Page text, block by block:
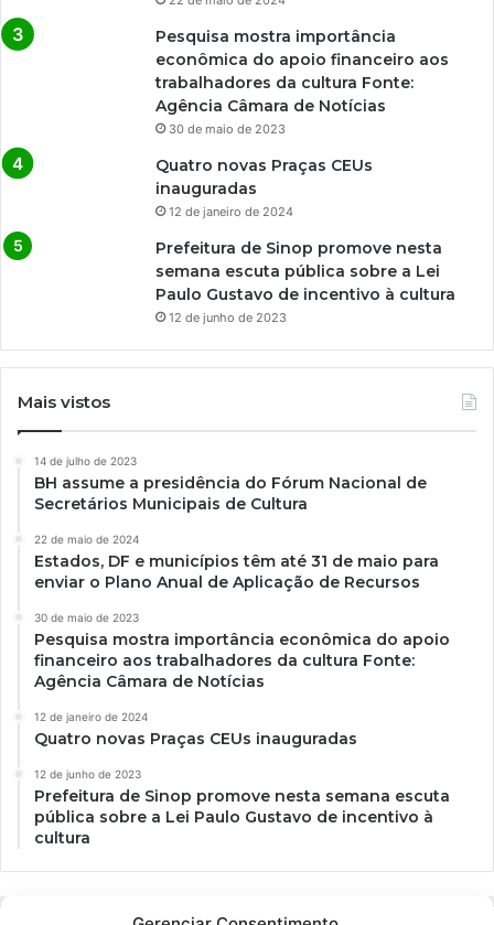
Pesquisa mostra importância
econômica do apoio financeiro aos
trabalhadores da cultura Fonte:
Agência Câmara de Notícias
30 de maio de 2023
Quatro novas Praças CEUs
inauguradas
12 de janeiro de 2024
Prefeitura de Sinop promove nesta
semana escuta pública sobre a Lei
Paulo Gustavo de incentivo à cultura
12 de junho de 2023
Mais vistos
14 de julho de 2023
BH assume a presidência do Fórum Nacional de
Secretários Municipais de Cultura
22 de maio de 2024
Estados, DF e municípios têm até 31 de maio para
enviar o Plano Anual de Aplicação de Recursos
30 de maio de 2023
Pesquisa mostra importância econômica do apoio
financeiro aos trabalhadores da cultura Fonte:
Agência Câmara de Notícias
12 de janeiro de 2024
Quatro novas Praças CEUs inauguradas
12 de junho de 2023
Prefeitura de Sinop promove nesta semana escuta
pública sobre a Lei Paulo Gustavo de incentivo à
cultura